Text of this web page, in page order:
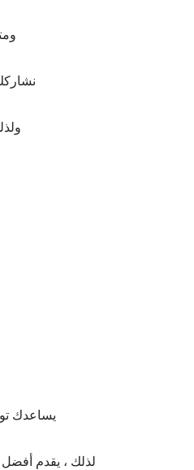
يساعدك
لذلك ، يقدم أفضل